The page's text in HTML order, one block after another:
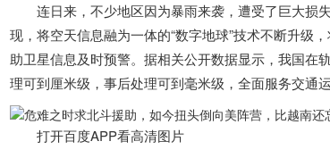
连日来，不少地区因为暴雨来袭，遭受了巨大损
现，将空天信息融为一体的“数字地球”技术不断升级
助卫星信息及时预警。据相关公开数据显示，我国在
理可到厘米级，事后处理可到毫米级，全面服务交通
打开百度APP看高清图片